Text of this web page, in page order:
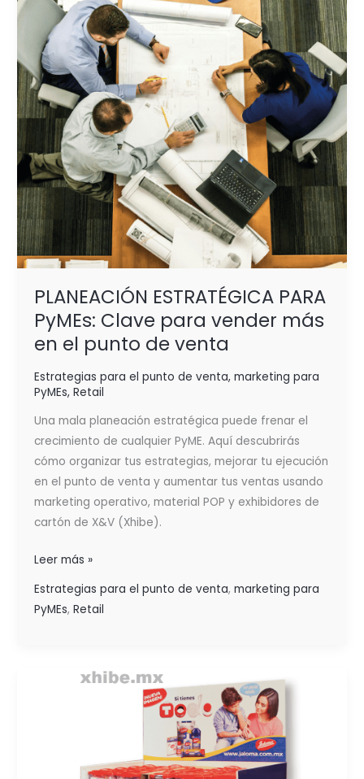
PLANEACIÓN ESTRATÉGICA PARA
PyMEs: Clave para vender más
en el punto de venta
Estrategias para el punto de venta, marketing para
PyMEs, Retail
Una mala planeación estratégica puede frenar el
crecimiento de cualquier PyME. Aquí descubrirás
cómo organizar tus estrategias, mejorar tu ejecución
en el punto de venta y aumentar tus ventas usando
marketing operativo, material POP y exhibidores de
cartón de X&V (Xhibe).
PyMEs:
Clave
para
vender
más
en
punto
de
venta
Leer más »
Estrategias para el punto de venta, marketing para
PyMEs, Retail
RENTABILIDAD